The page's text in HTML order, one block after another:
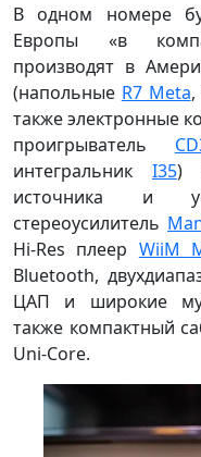
В одном номере
Европы «в
производят в
(напольные R7 Meta
также электронные
проигрыватель
интегральник I35)
источника и
стереоусилитель
Hi-Res плеер WiiM
Bluetooth,
ЦАП и широкие
также компактный
Uni-Core.